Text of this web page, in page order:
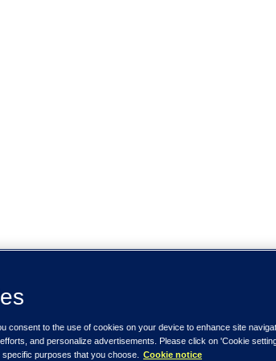
consent to the use of cookies on your device to enhance site
and personalize advertisements. Please click on 'Cookie
purposes that you choose.
Cookie notice